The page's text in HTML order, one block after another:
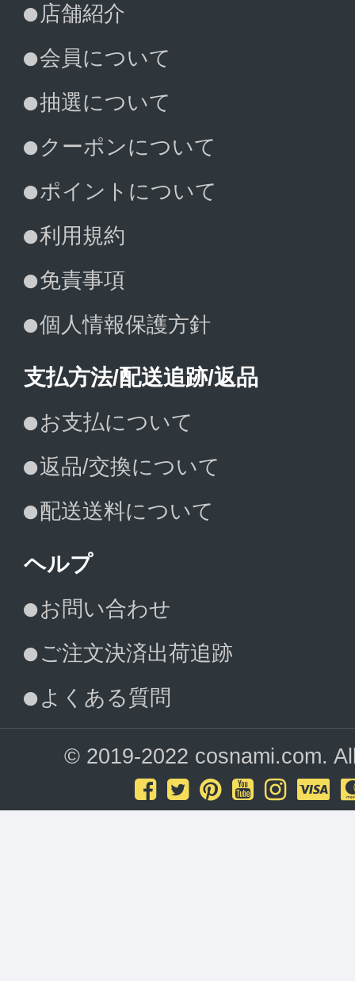
店舗紹介
会員について
抽選について
クーポンについて
ポイントについて
利用規約
免責事項
個人情報保護方針
支払方法/配送追跡/返品
お支払について
返品/交換について
配送送料について
ヘルプ
お問い合わせ
ご注文決済出荷追跡
よくある質問
© 2019-2022 cosnami.com.